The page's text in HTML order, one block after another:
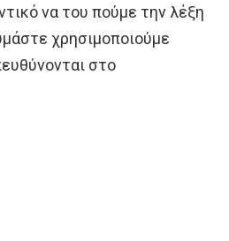
να του πούμε την λέξη
χρησιμοποιούμε
στο